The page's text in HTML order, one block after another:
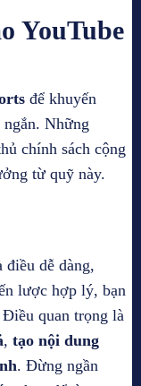
YouTube
để khuyến
ngắn. Những
chính sách cộng
từ quỹ này.
dễ dàng,
lược hợp lý, bạn
quan trọng là
, tạo nội dung
. Đừng ngần